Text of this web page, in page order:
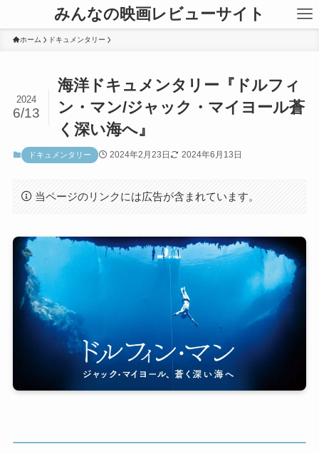
みんなの映画レビューサイト
ホーム ドキュメンタリー
海洋ドキュメンタリー『ドルフィ
ン・マン/ジャック・マイヨール蒼
く深い海へ』
2024
6/13
ドキュメンタリー 2024年2月23日 2024年6月13日
当ページのリンクには広告が含まれています。